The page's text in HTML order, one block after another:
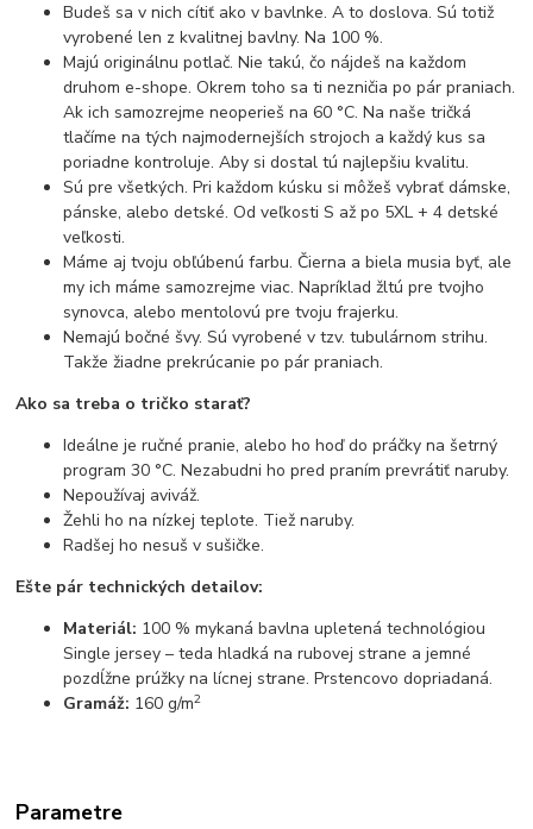
Budeš sa v nich cítiť ako v bavlnke. A to doslova. Sú totiž
vyrobené len z kvalitnej bavlny. Na 100 %.
Majú originálnu potlač. Nie takú, čo nájdeš na každom
druhom e-shope. Okrem toho sa ti nezničia po pár praniach.
Ak ich samozrejme neoperieš na 60 °C. Na naše tričká
tlačíme na tých najmodernejších strojoch a každý kus sa
poriadne kontroluje. Aby si dostal tú najlepšiu kvalitu.
Sú pre všetkých. Pri každom kúsku si môžeš vybrať dámske,
pánske, alebo detské. Od veľkosti S až po 5XL + 4 detské
veľkosti.
Máme aj tvoju obľúbenú farbu. Čierna a biela musia byť, ale
my ich máme samozrejme viac. Napríklad žltú pre tvojho
synovca, alebo mentolovú pre tvoju frajerku.
Nemajú bočné švy. Sú vyrobené v tzv. tubulárnom strihu.
Takže žiadne prekrúcanie po pár praniach.
Ako sa treba o tričko starať?
Ideálne je ručné pranie, alebo ho hoď do práčky na šetrný
program 30 °C. Nezabudni ho pred praním prevrátiť naruby.
Nepoužívaj aviváž.
Žehli ho na nízkej teplote. Tiež naruby.
Radšej ho nesuš v sušičke.
Ešte pár technických detailov:
Materiál: 100 % mykaná bavlna upletená technológiou
Single jersey – teda hladká na rubovej strane a jemné
pozdĺžne prúžky na lícnej strane. Prstencovo dopriadaná.
Gramáž: 160 g/m2
Parametre